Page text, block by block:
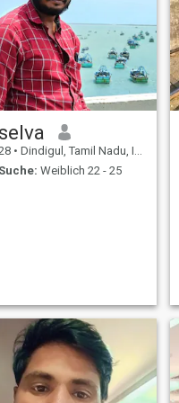
• Dindigul, Tamil Nadu, Indien
Weiblich 22 - 25